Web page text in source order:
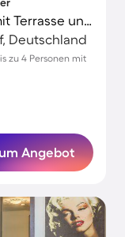
Voll ausgestattetes Apartment mit Terrasse und Grill | Perfekt für die Arbeit von Zuhause | Haustierfreundlich
Deutschland
zu 4 Personen mit
Angebot